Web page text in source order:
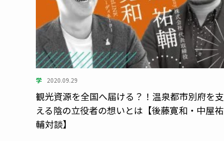
学 2020.09.29
観光資源を全国へ届ける？！温泉都市別府を支
える陰の立役者の想いとは【後藤寛和・中屋祐
輔対談】